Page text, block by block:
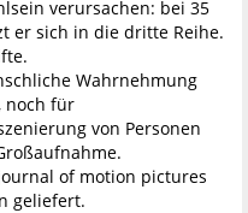
verursachen: bei 35
er sich in die dritte Reihe.
Wahrnehmung
noch für
von Personen
of motion pictures
geliefert.